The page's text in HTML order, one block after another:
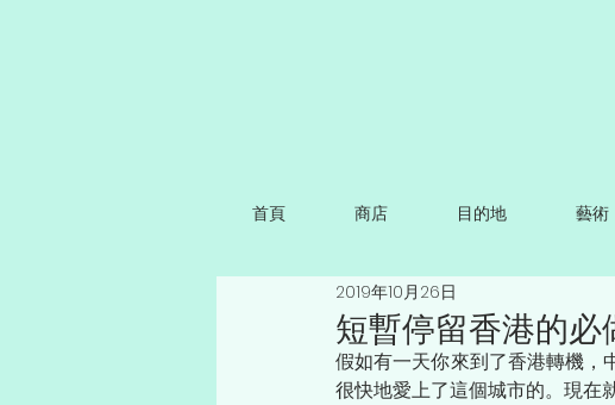
首頁 商店 目的地 藝術
短暫停留香港的必
2019年10月26日
假如有一天你來到了香港轉機，
很快地愛上了這個城市的。現在